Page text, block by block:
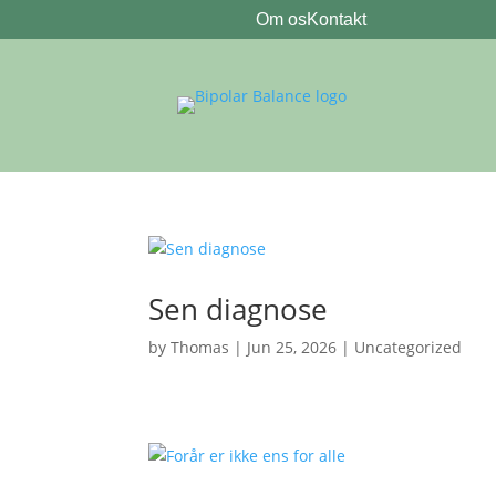
Om osKontakt
Sen diagnose
byThomas | Jun 25, 2026 | Uncategorized